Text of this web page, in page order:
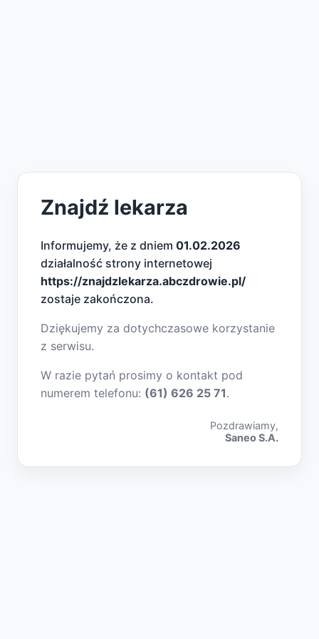
Znajdź lekarza
Informujemy, że z dniem 01.02.2026
działalność strony internetowej
https://znajdzlekarza.abczdrowie.pl/
zostaje zakończona.
Dziękujemy za dotychczasowe korzystanie
z serwisu.
W razie pytań prosimy o kontakt pod
numerem telefonu: (61) 626 25 71.
Pozdrawiamy,
Saneo S.A.